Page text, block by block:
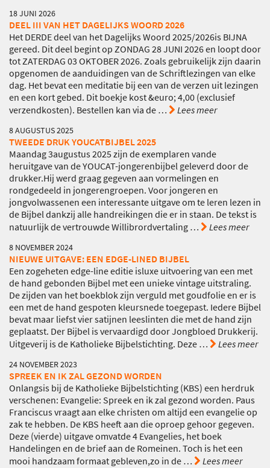
18 JUNI 2026
DEEL III VAN HET DAGELIJKS WOORD 2026
Het DERDE deel van het Dagelijks Woord 2025/2026is BIJNA
gereed. Dit deel begint op ZONDAG 28 JUNI 2026 en loopt door
tot ZATERDAG 03 OKTOBER 2026. Zoals gebruikelijk zijn daarin
opgenomen de aanduidingen van de Schriftlezingen van elke
dag. Het bevat een meditatie bij een van de verzen uit lezingen
en een kort gebed. Dit boekje kost &euro; 4,00 (exclusief
verzendkosten). Bestellen kan via de… Lees meer
8 AUGUSTUS 2025
TWEEDE DRUK YOUCATBIJBEL 2025
Maandag 3augustus 2025 zijn de exemplaren vande
heruitgave van de YOUCAT-jongerenbijbel geleverd door de
drukker.Hij werd graag gegeven aan vormelingen en
rondgedeeld in jongerengroepen. Voor jongeren en
jongvolwassenen een interessante uitgave om te leren lezen in
de Bijbel dankzij alle handreikingen die er in staan. De tekst is
natuurlijk de vertrouwde Willibrordvertaling… Lees meer
8 NOVEMBER 2024
NIEUWE UITGAVE: EEN EDGE-LINED BIJBEL
Een zogeheten edge-line editie isluxe uitvoering van een met
de hand gebonden Bijbel met een unieke vintage uitstraling.
De zijden van het boekblok zijn verguld met goudfolie en er is
een met de hand gespoten kleursnede toegepast. Iedere Bijbel
bevat maar liefst vier satijnen leeslinten die met de hand zijn
geplaatst. Der Bijbel is vervaardigd door Jongbloed Drukkerij.
Uitgeverij is de Katholieke Bijbelstichting. Deze… Lees meer
24 NOVEMBER 2023
SPREEK EN IK ZAL GEZOND WORDEN
Onlangsis bij de Katholieke Bijbelstichting (KBS) een herdruk
verschenen: Evangelie: Spreek en ik zal gezond worden. Paus
Franciscus vraagt aan elke christen om altijd een evangelie op
zak te hebben. De KBS heeft aan die oproep gehoor gegeven.
Deze (vierde) uitgave omvatde 4 Evangelies, het boek
Handelingen en de brief aan de Romeinen. Toch is het een
mooi handzaam formaat gebleven,zo in de… Lees meer